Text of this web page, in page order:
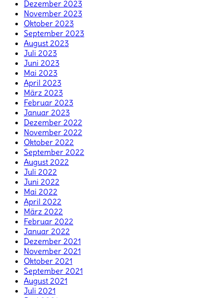
Dezember 2023
November 2023
Oktober 2023
September 2023
August 2023
Juli 2023
Juni 2023
Mai 2023
April 2023
März 2023
Februar 2023
Januar 2023
Dezember 2022
November 2022
Oktober 2022
September 2022
August 2022
Juli 2022
Juni 2022
Mai 2022
April 2022
März 2022
Februar 2022
Januar 2022
Dezember 2021
November 2021
Oktober 2021
September 2021
August 2021
Juli 2021